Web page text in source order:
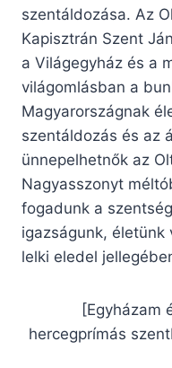
szentáldozása. Az
Kapisztrán Szent
a Világegyház és a
világomlásban a
Magyarországnak
szentáldozás és az
ünnepelhetnők az
Nagyasszonyt
fogadunk a
igazságunk,
lelki eledel
[Egyházam
hercegprímás